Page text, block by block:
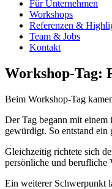
Für Unternehmen
Workshops
Referenzen &
Team & Jobs
Kontakt
Workshop-Tag:
Beim Workshop-Tag
Der Tag begann mit einem
gewürdigt. So entstand
Gleichzeitig richtete sich
persönliche und berufliche
Ein weiterer Schwerpunkt